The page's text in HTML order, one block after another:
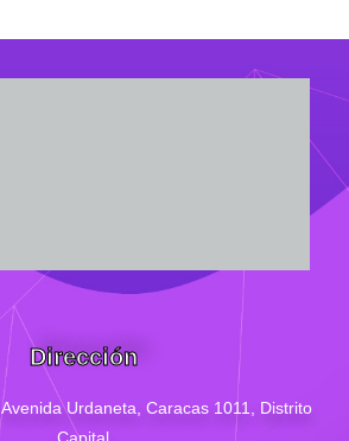
Dirección
Avenida Urdaneta, Caracas 1011, Distrito
Capital